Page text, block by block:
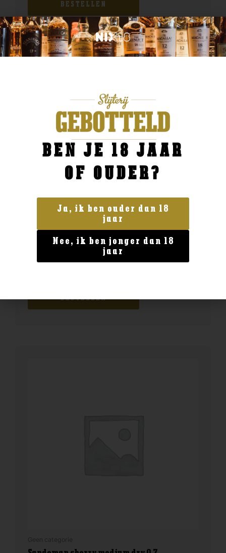
BESTELLEN
Geen categorie
ChardoPino Pinot Noir
BESTELLEN
BEN JE 18 JAAR
OF OUDER?
Ja, ik ben ouder dan 18
jaar
Nee, ik ben jonger dan 18
jaar